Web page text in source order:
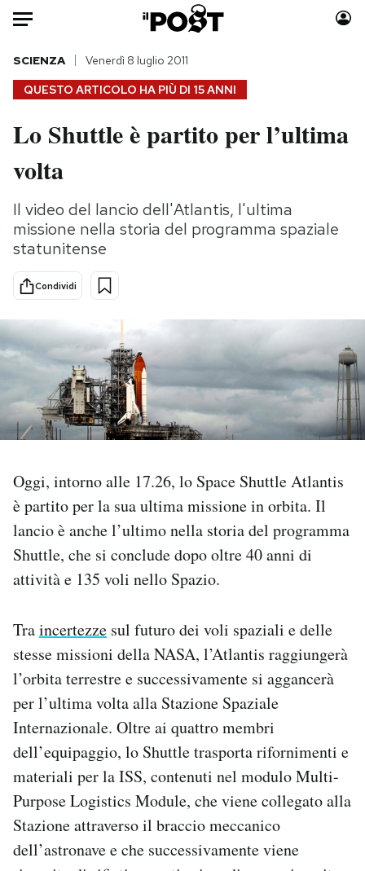
Auto
HOME
Italia
Politica
Tecnologia
Internet
Scienza
Cultura
Economia
Moda
Storie/Idee
Ok Boomer!
PODCAST
I MIEI PREFERITI
SHOP
AREA PERSONALE
Area Personale
Newsletter
Regala il Post
Hai bisogno di aiuto?
Esci
QUESTO ARTICOLO HA PIÙ DI 15 ANNI
SCIENZA Venerdì 8 luglio 2011
Lo Shuttle è partito per l’ultima
volta
Il video del lancio dell'Atlantis, l'ultima
missione nella storia del programma spaziale
statunitense
Condividi
Oggi, intorno alle 17.26, lo Space Shuttle Atlantis
è partito per la sua ultima missione in orbita. Il
lancio è anche l’ultimo nella storia del programma
Shuttle, che si conclude dopo oltre 40 anni di
attività e 135 voli nello Spazio.
Traincertezze sul futuro dei voli spaziali e delle
stesse missioni della NASA, l’Atlantis raggiungerà
l’orbita terrestre e successivamente si aggancerà
per l’ultima volta alla Stazione Spaziale
Internazionale. Oltre ai quattro membri
dell’equipaggio, lo Shuttle trasporta rifornimenti e
materiali per la ISS, contenuti nel modulo Multi-
Purpose Logistics Module, che viene collegato alla
Stazione attraverso il braccio meccanico
dell’astronave e che successivamente viene